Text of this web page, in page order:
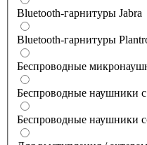
Bluetooth-гарнитуры Jabra
Bluetooth-гарнитуры
Беспроводные
Беспроводные наушники
Беспроводные наушники